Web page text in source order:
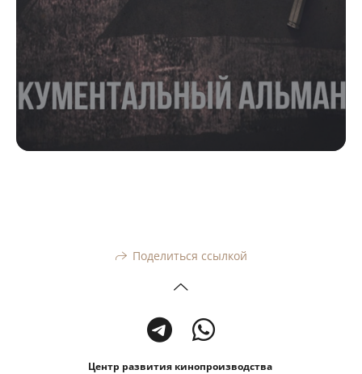
Поделиться ссылкой
Центр развития кинопроизводства